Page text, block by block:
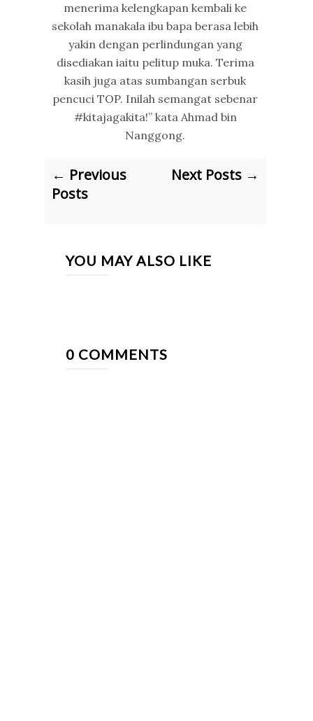
menerima kelengkapan kembali ke
sekolah manakala ibu bapa berasa lebih
yakin dengan perlindungan yang
disediakan iaitu pelitup muka. Terima
kasih juga atas sumbangan serbuk
pencuci TOP. Inilah semangat sebenar
#kitajagakita!” kata Ahmad bin
Nanggong.
← Previous
Posts
Next Posts →
YOU MAY ALSO LIKE
0 COMMENTS